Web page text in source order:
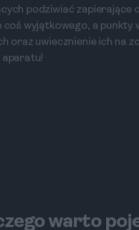
podziwiać zapierające
coś wyjątkowego, a punkty
oraz uwiecznienie ich na
aparatu!
warto